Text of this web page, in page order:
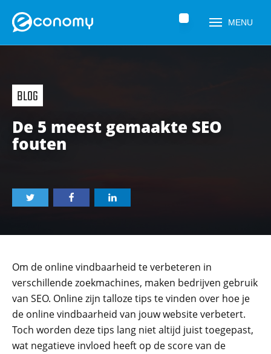
MENU
Home » Nieuws »De 5 meest gemaakte SEO fouten
BLOG
De 5 meest gemaakte SEO
fouten
Om de online vindbaarheid te verbeteren in
verschillende zoekmachines, maken bedrijven gebruik
van SEO. Online zijn talloze tips te vinden over hoe je
de online vindbaarheid van jouw website verbetert.
Toch worden deze tips lang niet altijd juist toegepast,
wat negatieve invloed heeft op de score van de
Naam
Recaptcha